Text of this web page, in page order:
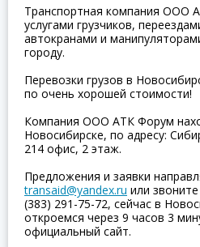
Транспортная компания ООО
услугами грузчиков,
автокранами и
городу.
Перевозки грузов в
по очень хорошей стоимости!
Компания ООО АТК Форум
Новосибирске, по адресу:
214 офис, 2 этаж.
Предложения и заявки
transaid@yandex.ru или
(383) 291-75-72, сейчас в
откроемся через 9 часов 3
официальный сайт.